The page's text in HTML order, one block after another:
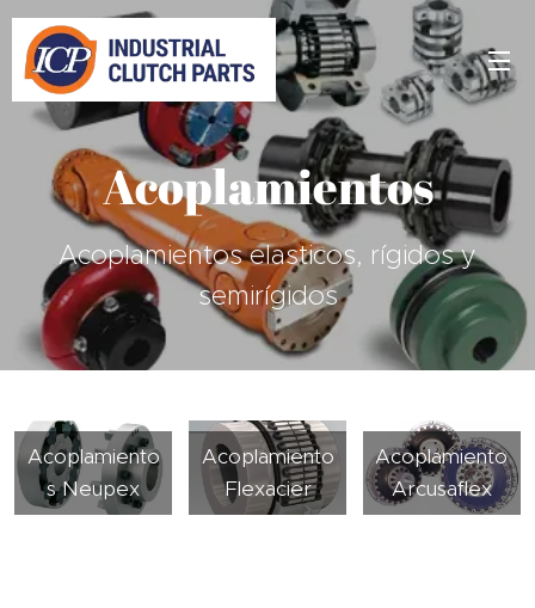
Acoplamientos
Acoplamientos elasticos, rígidos y
semirígidos
Acoplamiento
s Neupex
Acoplamiento
Flexacier
Acoplamiento
Arcusaflex